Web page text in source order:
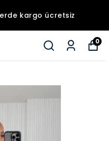
kargo ücretsiz
0